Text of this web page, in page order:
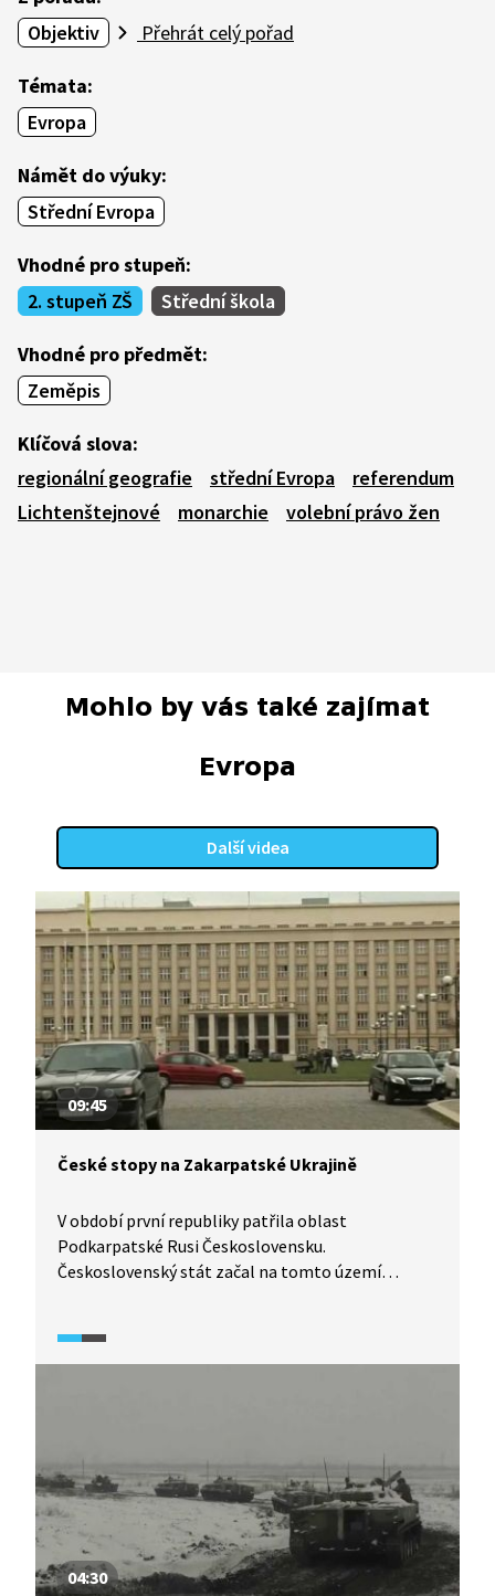
Objektiv
Přehrát celý pořad
Témata:
Evropa
Námět do výuky:
Střední Evropa
Vhodné pro stupeň:
2. stupeň ZŠ
Střední škola
Vhodné pro předmět:
Zeměpis
Klíčová slova:
regionální geografie
střední Evropa
referendum
Lichtenštejnové
monarchie volební právo žen
Mohlo by vás také zajímat
Evropa
Další videa
09:45
České stopy na Zakarpatské Ukrajině
V období první republiky patřila oblast
Podkarpatské Rusi Československu.
Československý stát začal na tomto území
třeba Josef Gočár.
04:30